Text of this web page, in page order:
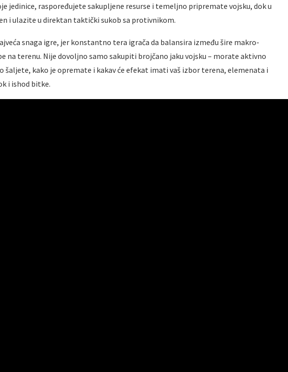
jedinice, raspoređujete sakupljene resurse i temeljno pripremate vojsku, dok u
i ulazite u direktan taktički sukob sa protivnikom.
snaga igre, jer konstantno tera igrača da balansira između šire makro-
terenu. Nije dovoljno samo sakupiti brojčano jaku vojsku – morate aktivno
šaljete, kako je opremate i kakav će efekat imati vaš izbor terena, elemenata i
i ishod bitke.